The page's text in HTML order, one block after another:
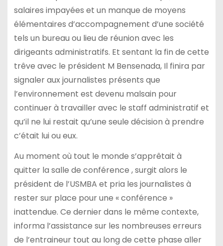
salaires impayées et un manque de moyens
élémentaires d’accompagnement d’une société
tels un bureau ou lieu de réunion avec les
dirigeants administratifs. Et sentant la fin de cette
trêve avec le président M Bensenada, Il finira par
signaler aux journalistes présents que
l’environnement est devenu malsain pour
continuer à travailler avec le staff administratif et
qu’il ne lui restait qu’une seule décision à prendre
c’était lui ou eux.
Au moment où tout le monde s’apprêtait à
quitter la salle de conférence , surgit alors le
président de l’USMBA et pria les journalistes à
rester sur place pour une « conférence »
inattendue. Ce dernier dans le même contexte,
informa l’assistance sur les nombreuses erreurs
de l’entraineur tout au long de cette phase aller